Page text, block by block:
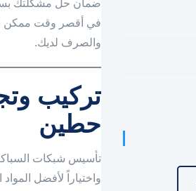
ضمان حل مشكلتك
في أقصر وقت ممكن
والصرف لديك.
تركيب
حطين
تأسيس شبكات السباكة
واختياراً لأفضل